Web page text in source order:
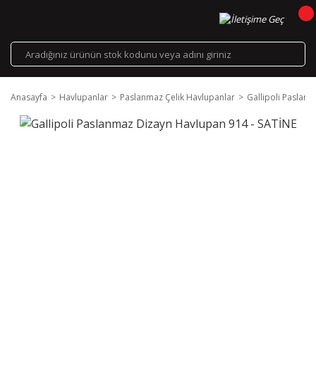
Anasayfa Havlupanlar Paslanmaz Çelik Havlupanlar Gallipoli